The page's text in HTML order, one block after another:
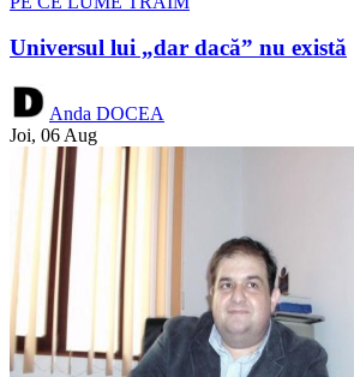
Universul lui „dar dacă” nu există
Anda DOCEA
Joi, 06 Aug